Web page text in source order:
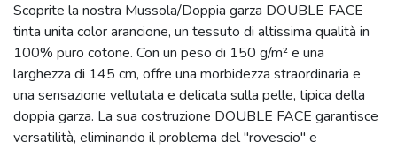
Scoprite la nostra Mussola/Doppia garza DOUBLE FACE
tinta unita color arancione, un tessuto di altissima qualità in
100% puro cotone. Con un peso di 150 g/m² e una
larghezza di 145 cm, offre una morbidezza straordinaria e
una sensazione vellutata e delicata sulla pelle, tipica della
doppia garza. La sua costruzione DOUBLE FACE garantisce
versatilità, eliminando il problema del "rovescio" e